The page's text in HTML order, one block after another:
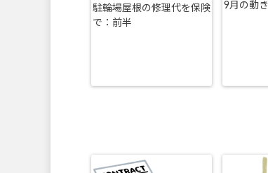
駐輪場屋根の修理代を保険
で：前半
9月の動き